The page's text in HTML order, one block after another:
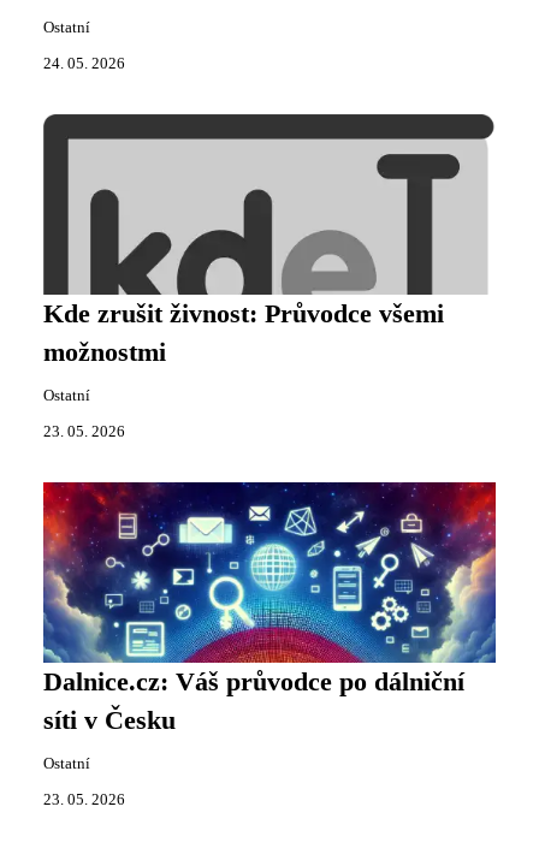
Ostatní
24. 05. 2026
Kde zrušit živnost: Průvodce všemi
možnostmi
Ostatní
23. 05. 2026
Dalnice.cz: Váš průvodce po dálniční
síti v Česku
Ostatní
23. 05. 2026